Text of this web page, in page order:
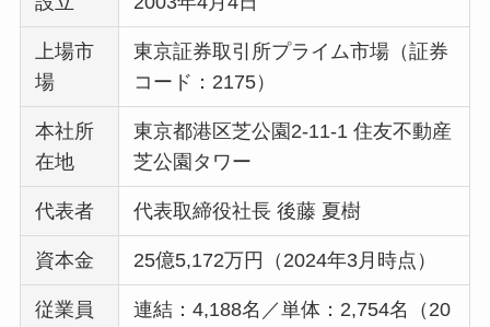
上場市
場
東京証券取引所プライム市場（証券
コード：2175）
本社所
在地
東京都港区芝公園2-11-1 住友不動産
芝公園タワー
代表者 代表取締役社長 後藤 夏樹
資本金 25億5,172万円（2024年3月時点）
従業員
連結：4,188名／単体：2,754名（20